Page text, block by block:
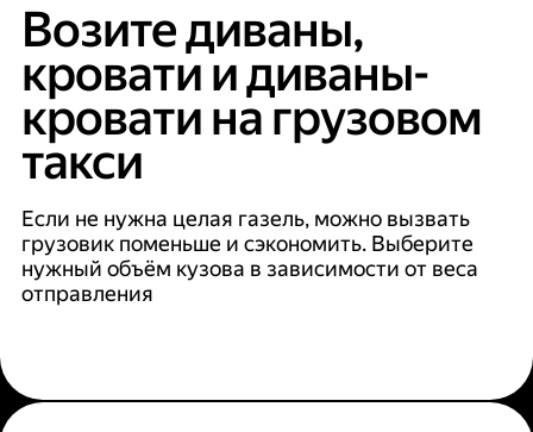
Возите диваны,
кровати и диваны-
кровати на грузовом
такси
Если не нужна целая газель, можно вызвать
грузовик поменьше и сэкономить. Выберите
нужный объём кузова в зависимости от веса
отправления